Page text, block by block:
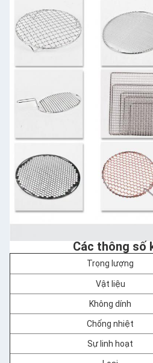
Các thông số
Trọng lượng
Vật liệu
Không dính
Chống nhiệt
Sự linh hoạt